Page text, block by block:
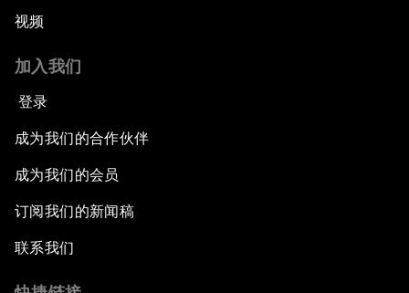
视频
加入我们
登录
成为我们的合作伙伴
成为我们的会员
订阅我们的新闻稿
联系我们